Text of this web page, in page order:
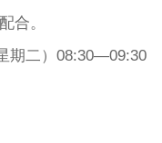
合。
期二）08:30—09:30